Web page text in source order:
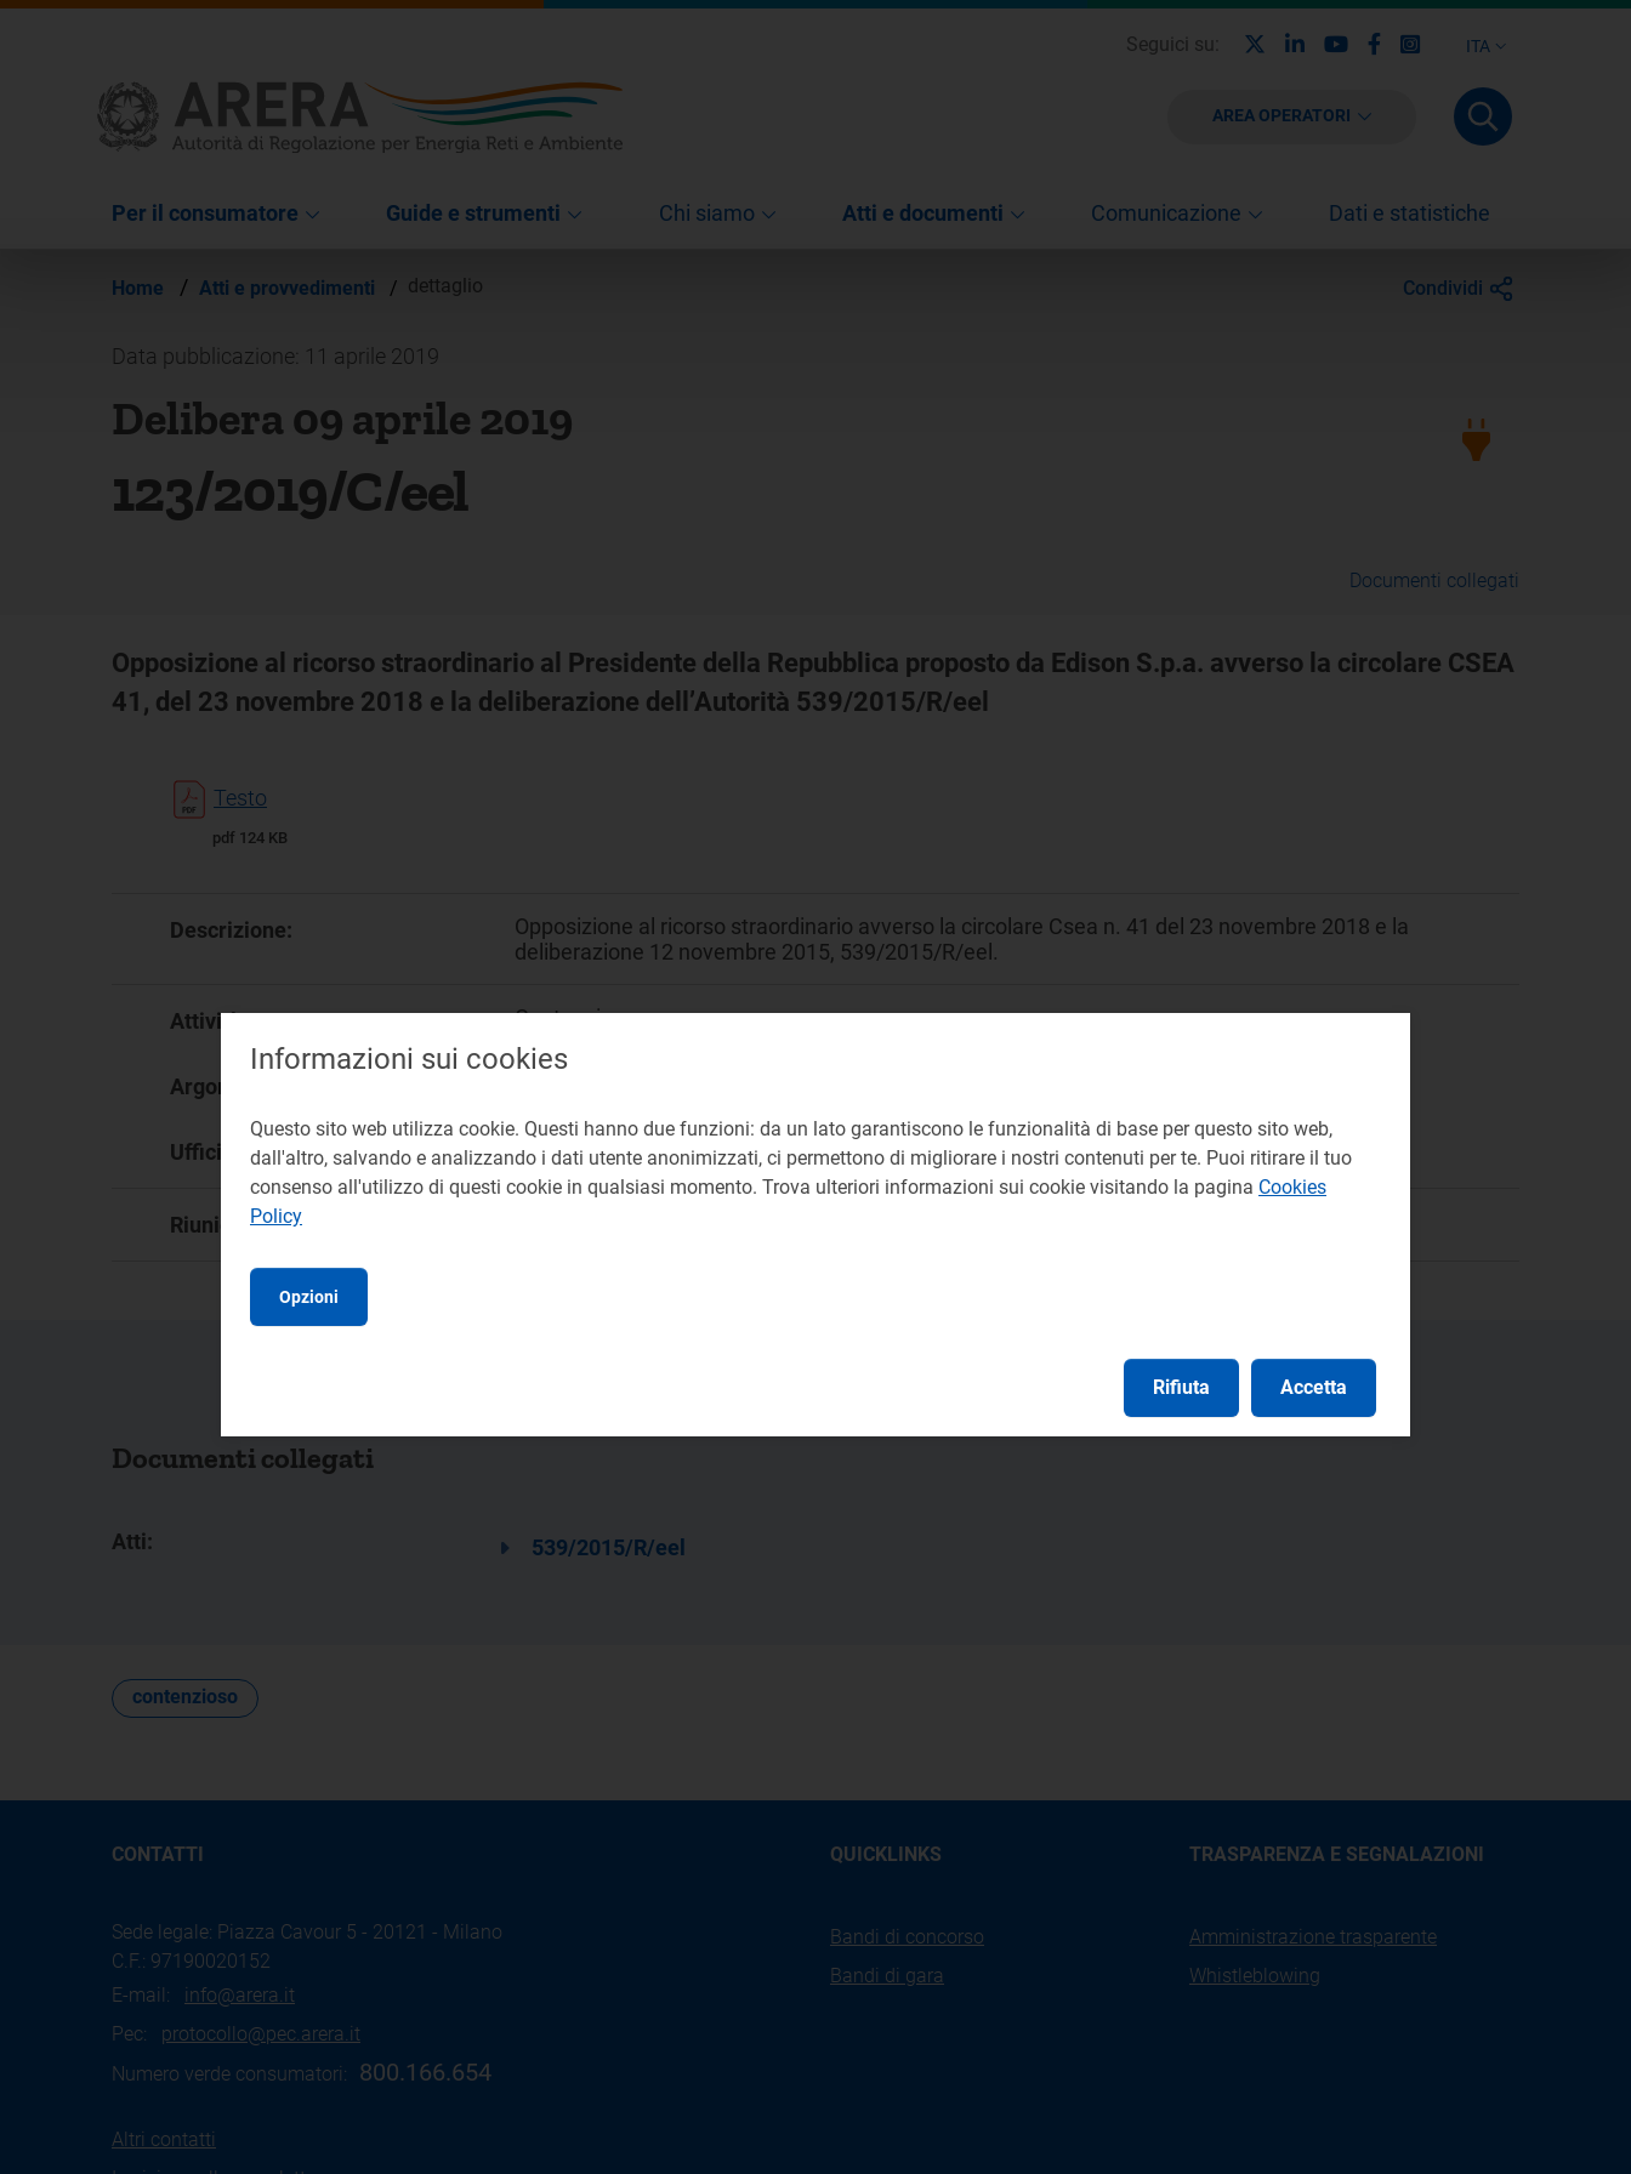
ITA
Seguici su: LinkedinYoutubeFacebook
Instagram
AREA OPERATORI
Per il consumatore Guide e strumenti Chi siamo Atti e documenti Comunicazione Dati e statistiche
Home / Atti e provvedimenti / dettaglio Condividi
Data pubblicazione: 11 aprile 2019
Delibera 09 aprile 2019
123/2019/C/eel
Documenti collegati
Opposizione al ricorso straordinario al Presidente della Repubblica proposto da Edison S.p.a. avverso la circolare CSEA
41, del 23 novembre 2018 e la deliberazione dell’Autorità 539/2015/R/eel
Testo
pdf 124 KB
Descrizione:
Opposizione al ricorso straordinario avverso la circolare Csea n. 41 del 23 novembre 2018 e la
deliberazione 12 novembre 2015, 539/2015/R/eel.
Attività: Contenzioso
Argomento:
Ufficio responsabile: DLAC Direzione Legale e Atti del Collegio
Riunione:
Documenti collegati
Atti: 539/2015/R/eel
contenzioso
CONTATTI
Sede legale: Piazza Cavour 5 - 20121 - Milano
C.F.: 97190020152
E-mail: info@arera.it
Pec: protocollo@pec.arera.it
Numero verde consumatori:
800.166.654
Altri contatti
QUICKLINKS
Bandi di concorso
Bandi di gara
TRASPARENZA E SEGNALAZIONI
Amministrazione trasparente
Whistleblowing
Informazioni sui cookies
Questo sito web utilizza cookie. Questi hanno due funzioni: da un lato garantiscono le funzionalità di base per questo sito web,
dall'altro, salvando e analizzando i dati utente anonimizzati, ci permettono di migliorare i nostri contenuti per te. Puoi ritirare il tuo
consenso all'utilizzo di questi cookie in qualsiasi momento. Trova ulteriori informazioni sui cookie visitando la pagina Cookies
Policy
Opzioni
Rifiuta Accetta